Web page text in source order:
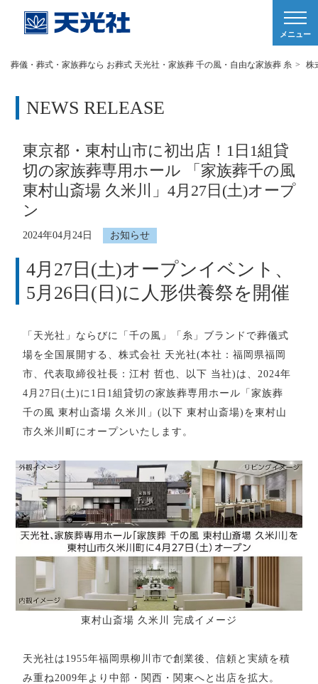
メニュー
葬儀・葬式・家族葬なら お葬式 天光社・家族葬 千の風・自由な家族葬 糸 > 株
NEWS RELEASE
東京都・東村山市に初出店！1日1組貸
切の家族葬専用ホール 「家族葬千の風
東村山斎場 久米川」4月27日(土)オープ
ン
2024年04月24日 お知らせ
4月27日(土)オープンイベント、
5月26日(日)に人形供養祭を開催
「天光社」ならびに「千の風」「糸」ブランドで葬儀式
場を全国展開する、株式会社 天光社(本社：福岡県福岡
市、代表取締役社長：江村 哲也、以下 当社)は、2024年
4月27日(土)に1日1組貸切の家族葬専用ホール「家族葬
千の風 東村山斎場 久米川」(以下 東村山斎場)を東村山
市久米川町にオープンいたします。
東村山斎場 久米川 完成イメージ
天光社は1955年福岡県柳川市で創業後、信頼と実績を積
み重ね2009年より中部・関西・関東へと出店を拡大。